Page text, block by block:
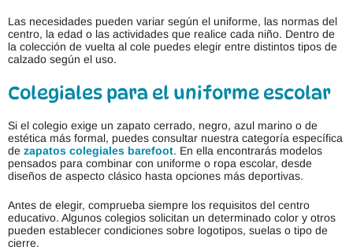
Las necesidades pueden variar según el uniforme, las normas del
centro, la edad o las actividades que realice cada niño. Dentro de
la colección de vuelta al cole puedes elegir entre distintos tipos de
calzado según el uso.
Colegiales para el uniforme escolar
Si el colegio exige un zapato cerrado, negro, azul marino o de
estética más formal, puedes consultar nuestra categoría específica
de zapatos colegiales barefoot. En ella encontrarás modelos
pensados para combinar con uniforme o ropa escolar, desde
diseños de aspecto clásico hasta opciones más deportivas.
Antes de elegir, comprueba siempre los requisitos del centro
educativo. Algunos colegios solicitan un determinado color y otros
pueden establecer condiciones sobre logotipos, suelas o tipo de
cierre.